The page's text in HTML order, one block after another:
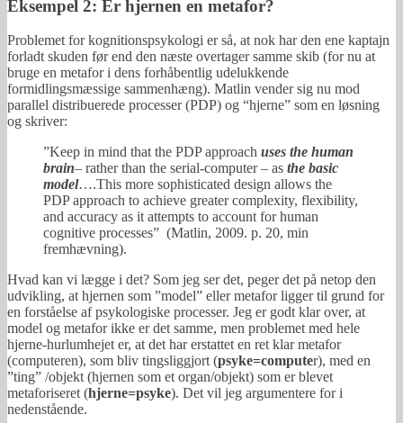
Eksempel 2: Er hjernen en metafor?
Problemet for kognitionspsykologi er så, at nok har den ene kaptajn
forladt skuden før end den næste overtager samme skib (for nu at
bruge en metafor i dens forhåbentlig udelukkende
formidlingsmæssige sammenhæng). Matlin vender sig nu mod
parallel distribuerede processer (PDP) og “hjerne” som en løsning
og skriver:
”Keep in mind that the PDP approach uses the human
brain– rather than the serial-computer – as the basic
model….This more sophisticated design allows the
PDP approach to achieve greater complexity, flexibility,
and accuracy as it attempts to account for human
cognitive processes” (Matlin, 2009. p. 20, min
fremhævning).
Hvad kan vi lægge i det? Som jeg ser det, peger det på netop den
udvikling, at hjernen som ”model” eller metafor ligger til grund for
en forståelse af psykologiske processer. Jeg er godt klar over, at
model og metafor ikke er det samme, men problemet med hele
hjerne-hurlumhejet er, at det har erstattet en ret klar metafor
(computeren), som bliv tingsliggjort (psyke=computer), med en
”ting” /objekt (hjernen som et organ/objekt) som er blevet
metaforiseret (hjerne=psyke). Det vil jeg argumentere for i
nedenstående.